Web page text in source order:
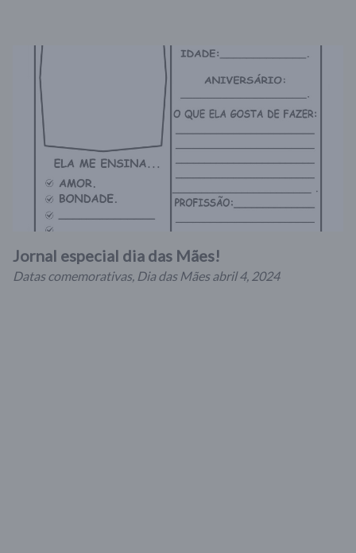
Jornal especial dia das Mães!
Datas comemorativas, Dia das Mães abril 4, 2024